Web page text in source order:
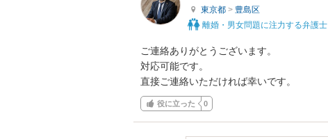
東京都 > 豊島区
離婚・男女問題に注力する弁護士
ご連絡ありがとうございます。
対応可能です。
直接ご連絡いただければ幸いです。
役に立った 0